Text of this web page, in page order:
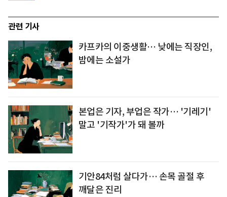
관련 기사
카프카의 이중생활… 낮에는 직장인,
밤에는 소설가
본업은 기자, 부업은 작가… '기레기'
말고 '기작가'가 돼 볼까
기안84처럼 살다가… 손목 골절 후
깨달은 진리